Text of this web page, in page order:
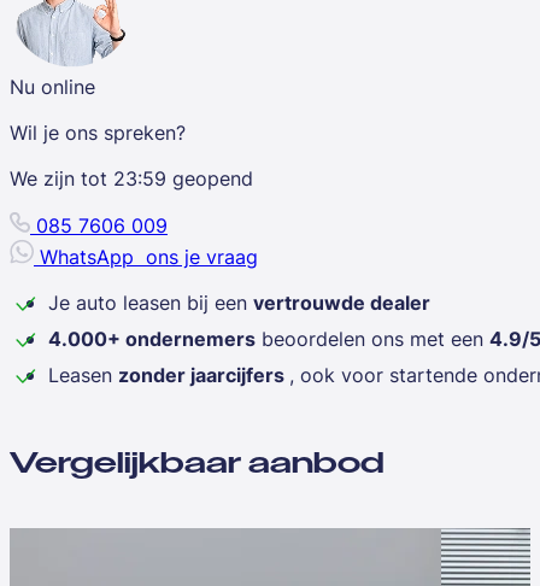
Nu online
Wil je ons spreken?
We zijn tot 23:59 geopend
085 7606 009
WhatsApp ons je vraag
Je auto leasen bij een vertrouwde dealer
4.000+ ondernemers beoordelen ons met een 4.9/5
Leasen zonder jaarcijfers , ook voor startende
Vergelijkbaar aanbod